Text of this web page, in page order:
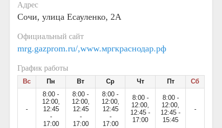
Адрес
Сочи, улица Есауленко, 2А
Официальный сайт
mrg.gazprom.ru/,www.мргкраснодар.рф
График работы
Вс Пн Вт Ср Чт Пт Сб
-
8:00 -
12:00,
12:45
-
17:00
8:00 -
12:00,
12:45
-
17:00
8:00 -
12:00,
12:45
-
17:00
8:00 -
12:00,
12:45 -
17:00
8:00 -
12:00,
12:45 -
15:45
-